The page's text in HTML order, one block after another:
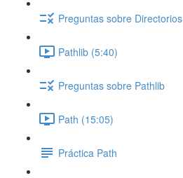
Preguntas sobre Directorios
Pathlib (5:40)
Preguntas sobre Pathlib
Path (15:05)
Práctica Path